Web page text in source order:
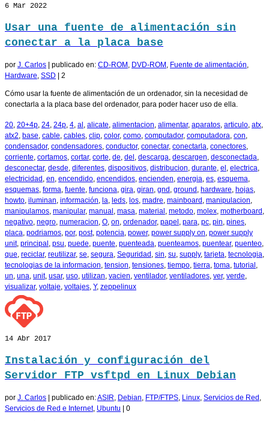
6 Mar 2022
Usar una fuente de alimentación sin
conectar a la placa base
por J. Carlos publicado en: CD-ROM , DVD-ROM , Fuente de alimentación,
Hardware, SSD 2
Cómo usar la fuente de alimentación de un ordenador, sin la necesidad de
conectarla a la placa base del ordenador, para poder hacer uso de ella.
20, 20+4p, 24, 24p, 4, al , alicate, alimentacion, alimentar, aparatos, articulo, atx,
atx2, base, cable, cables, clip, color, como, computador, computadora, con,
condensador, condensadores, conductor, conectar, conectarla, conectores,
corriente, cortamos, cortar, corte, de, del , descarga, descargen, desconectada,
desconectar, desde, diferentes, dispositivos, distribucion, durante, el , electrica,
electricidad , en, encendido, encendidos, encienden, energia, es, esquema,
esquemas, forma, fuente, funciona, gira, giran, gnd , ground , hardware, hojas,
howto, iluminan, información, la, leds, los, madre, mainboard , manipulacion,
manipulamos, manipular, manual , masa, material , metodo, molex, motherboard ,
negativo, negro, numeracion, O, on, ordenador, papel , para, pc, pin, pines,
placa, podriamos, por, post, potencia, power, power supply on, power supply
unit, principal , psu, puede, puente, puenteada, puenteamos, puentear, puenteo,
que, reciclar, reutilizar, se, segura, Seguridad , sin, su, supply, tarjeta, tecnologia,
tecnologias de la informacion, tension, tensiones, tiempo, tierra, toma, tutorial ,
un, una, unit, usar, uso, utilizan, vacien, ventilador, ventiladores, ver, verde,
visualizar, voltaje, voltajes, Y, zeppelinux
14 Abr 2017
Instalación y configuración del
Servidor FTP vsftpd en Linux Debian
por J. Carlos publicado en:ASIR, Debian, FTP/FTPS, Linux, Servicios de Red ,
Servicios de Red e Internet, Ubuntu 0